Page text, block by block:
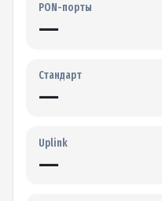
PON-порты
—
Стандарт
—
Uplink
—